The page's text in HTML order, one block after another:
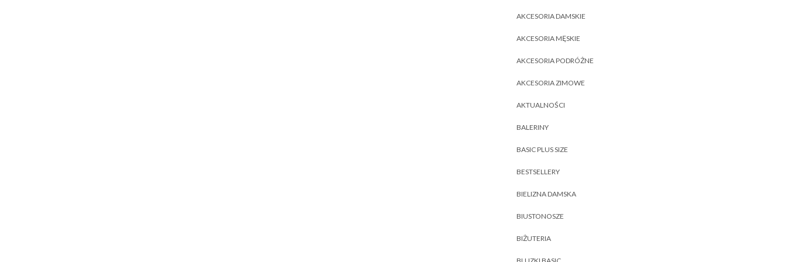
AKCESORIA DAMSKIE
AKCESORIA MĘSKIE
AKCESORIA PODRÓŻNE
AKCESORIA ZIMOWE
AKTUALNOŚCI
BALERINY
BASIC PLUS SIZE
BESTSELLERY
BIELIZNA DAMSKA
BIUSTONOSZE
BIŻUTERIA